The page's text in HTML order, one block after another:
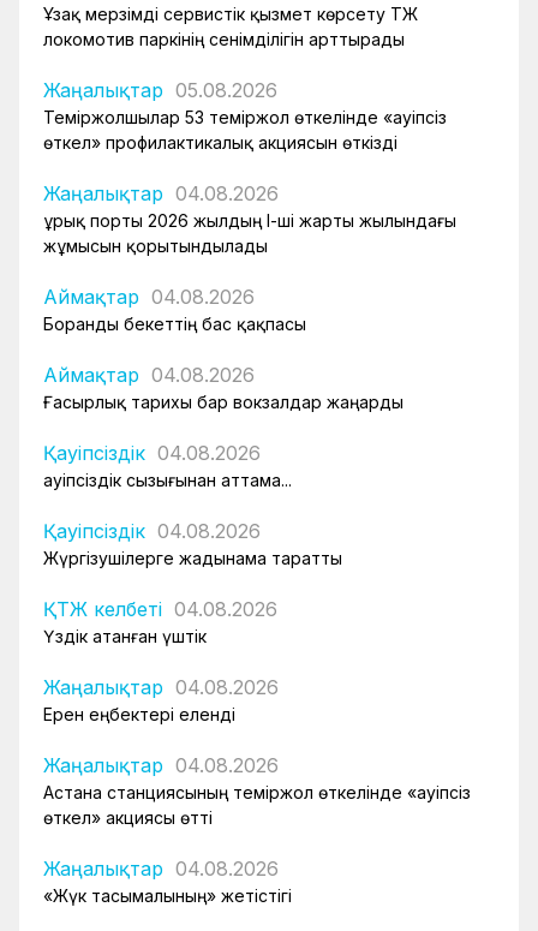
Ұзақ мерзімді сервистік қызмет көрсету ҚТЖ
локомотив паркінің сенімділігін арттырады
Жаңалықтар 05.08.2026
Теміржолшылар 53 теміржол өткелінде «Қауіпсіз
өткел» профилактикалық акциясын өткізді
Жаңалықтар 04.08.2026
Құрық порты 2026 жылдың І-ші жарты жылындағы
жұмысын қорытындылады
Аймақтар 04.08.2026
Боранды бекеттің бас қақпасы
Аймақтар 04.08.2026
Ғасырлық тарихы бар вокзалдар жаңарды
Қауіпсіздік 04.08.2026
Қауіпсіздік сызығынан аттама...
Қауіпсіздік 04.08.2026
Жүргізушілерге жадынама таратты
ҚТЖ келбеті 04.08.2026
Үздік атанған үштік
Жаңалықтар 04.08.2026
Ерен еңбектері еленді
Жаңалықтар 04.08.2026
Астана станциясының теміржол өткелінде «Қауіпсіз
өткел» акциясы өтті
Жаңалықтар 04.08.2026
«Жүк тасымалының» жетістігі